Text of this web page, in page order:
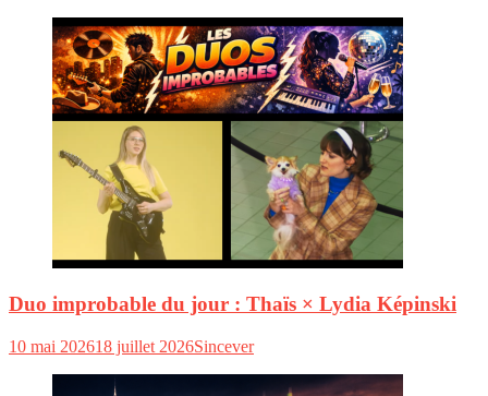
Duo improbable du jour : Thaïs × Lydia Képinski
10 mai 202618 juillet 2026Sincever